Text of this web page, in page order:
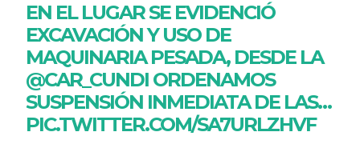
EN EL LUGAR SE EVIDENCIÓ
EXCAVACIÓN Y USO DE
MAQUINARIA PESADA, DESDE LA
@CAR_CUNDI ORDENAMOS
SUSPENSIÓN INMEDIATA DE LAS…
PIC.TWITTER.COM/SA7URLZHVF